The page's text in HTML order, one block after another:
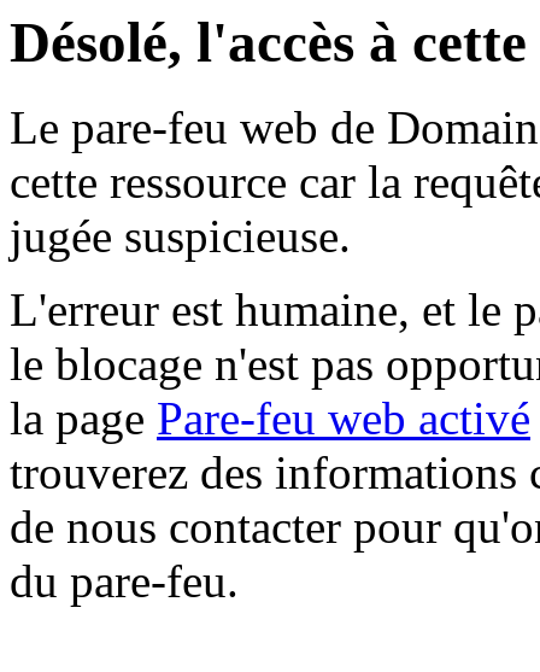
Désolé, l'accès à
Le pare-feu web de
cette ressource car la
jugée suspicieuse.
L'erreur est humaine, et le
le blocage n'est pas
la page Pare-feu web activé
trouverez des informations
de nous contacter pour
du pare-feu.